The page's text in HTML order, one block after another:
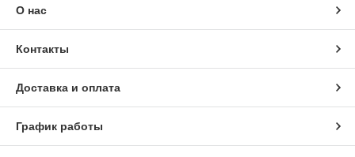
О нас
Контакты
Доставка и оплата
График работы